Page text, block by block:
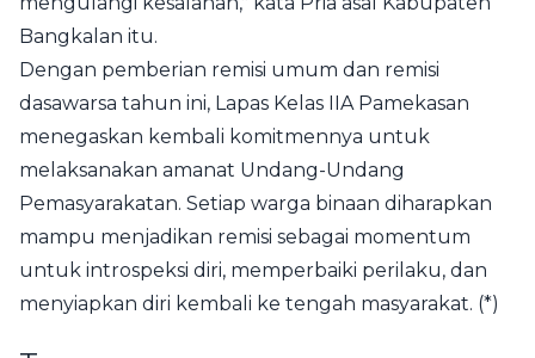
Bangkalan itu.
Dengan pemberian remisi umum dan remisi
dasawarsa tahun ini, Lapas Kelas IIA Pamekasan
menegaskan kembali komitmennya untuk
melaksanakan amanat Undang-Undang
Pemasyarakatan. Setiap warga binaan diharapkan
mampu menjadikan remisi sebagai momentum
untuk introspeksi diri, memperbaiki perilaku, dan
menyiapkan diri kembali ke tengah masyarakat. (*)